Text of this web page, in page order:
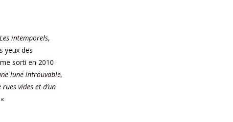
Les intemporels,
yeux des
sorti en 2010
lune introuvable,
vides et d’un
«